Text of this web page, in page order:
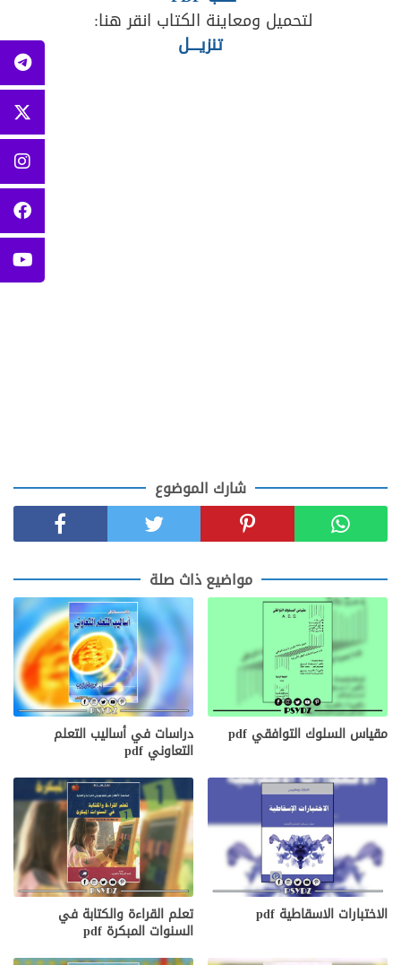
لتحميل ومعاينة الكتاب انقر هنا:
تنزيــــل
شارك الموضوع
مواضيع ذاث صلة
مقياس السلوك التوافقي pdf دراسات في أساليب التعلم
التعاوني pdf
الاختبارات الاسقاطية pdf تعلم القراءة والكتابة في
السنوات المبكرة pdf